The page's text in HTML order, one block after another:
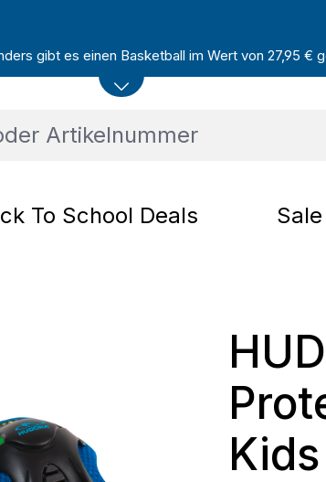
gibt es einen Basketball im Wert von 27,95
To School Deals Sale